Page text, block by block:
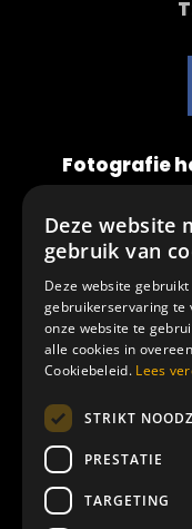
Fotografie
&
Fotografie
Deze website
gebruik van
Deze website
gebruikerservaring te
onze website te
alle cookies in
Cookiebeleid. Lees
STRIKT
PRESTATIE
TARGETING